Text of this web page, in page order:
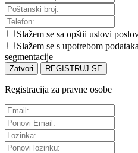
Slažem se sa opštii uslovi
Slažem se s upotrebom
segmentacije
Zatvori REGISTRUJ SE
Registracija za pravne osobe